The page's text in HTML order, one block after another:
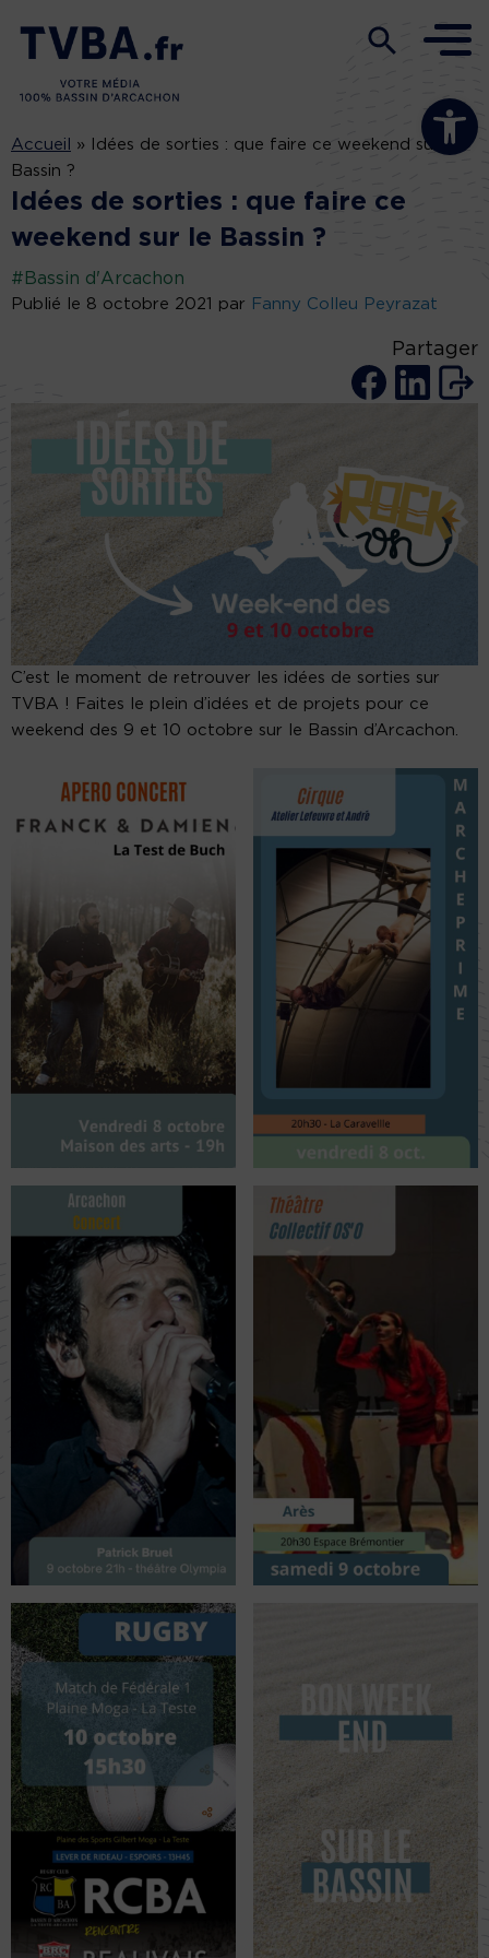
Ouvrir la
Accueil »
Idées de sorties : que faire ce weekend sur le
Bassin ?
Idées de sorties : que faire ce
weekend sur le Bassin ?
#Bassin d'Arcachon
Publié le 8 octobre 2021 par Fanny Colleu Peyrazat
Partager
C’est le moment de retrouver les idées de sorties sur
TVBA ! Faites le plein d’idées et de projets pour ce
weekend des 9 et 10 octobre sur le Bassin d’Arcachon.